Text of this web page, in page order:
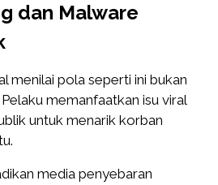
dan Malware
menilai pola seperti ini bukan
memanfaatkan isu viral
untuk menarik korban
media penyebaran